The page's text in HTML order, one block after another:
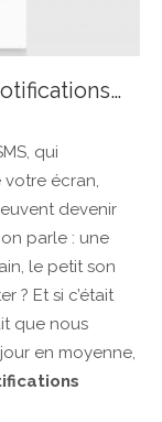
qui
écran,
devenir
parle : une
le petit son
? Et si c’était
que nous
en moyenne,